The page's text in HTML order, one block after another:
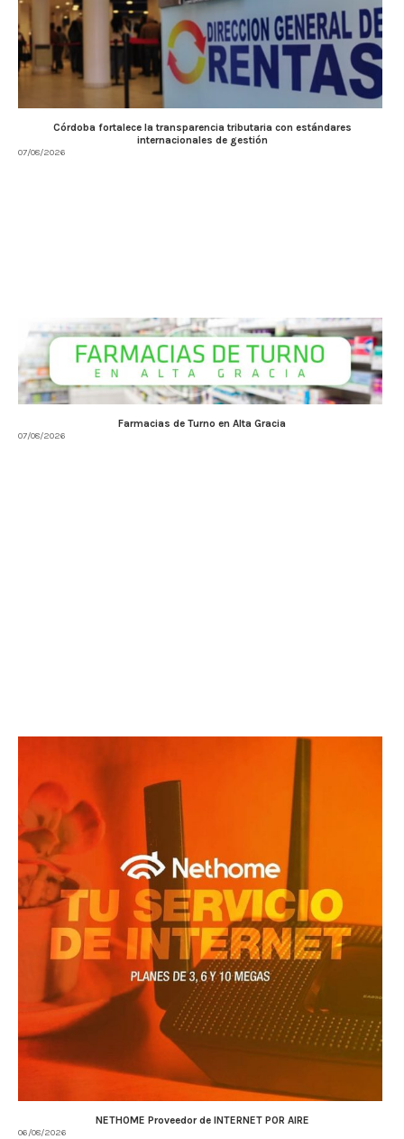
Córdoba fortalece la transparencia tributaria con estándares
internacionales de gestión
07/08/2026
Farmacias de Turno en Alta Gracia
07/08/2026
NETHOME Proveedor de INTERNET POR AIRE
06/08/2026